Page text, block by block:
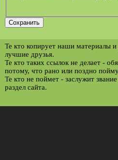
Те кто копирует наши материалы
лучшие друзья.
Те кто таких ссылок не делает -
потому, что рано или поздно
Те кто не поймет - заслужит
раздел сайта.